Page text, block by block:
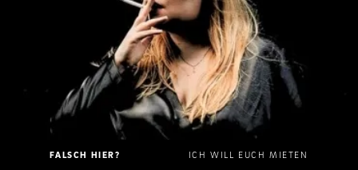
FALSCH HIER? ICH WILL EUCH MIETEN